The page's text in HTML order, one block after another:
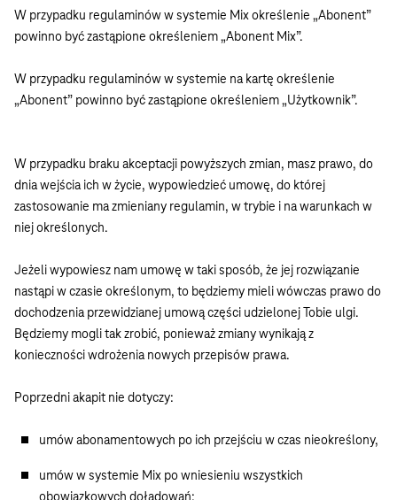
W przypadku regulaminów w systemie Mix określenie „Abonent”
powinno być zastąpione określeniem „Abonent Mix”.
W przypadku regulaminów w systemie na kartę określenie
„Abonent” powinno być zastąpione określeniem „Użytkownik”.
W przypadku braku akceptacji powyższych zmian, masz prawo, do
dnia wejścia ich w życie, wypowiedzieć umowę, do której
zastosowanie ma zmieniany regulamin, w trybie i na warunkach w
niej określonych.
Jeżeli wypowiesz nam umowę w taki sposób, że jej rozwiązanie
nastąpi w czasie określonym, to będziemy mieli wówczas prawo do
dochodzenia przewidzianej umową części udzielonej Tobie ulgi.
Będziemy mogli tak zrobić, ponieważ zmiany wynikają z
konieczności wdrożenia nowych przepisów prawa.
Poprzedni akapit nie dotyczy:
umów abonamentowych po ich przejściu w czas nieokreślony,
umów w systemie Mix po wniesieniu wszystkich
obowiązkowych doładowań;